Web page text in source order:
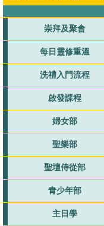
崇拜及聚會
每日靈修重溫
洗禮入門流程
啟發課程
婦女部
聖樂部
聖壇侍從部
青少年部
主日學